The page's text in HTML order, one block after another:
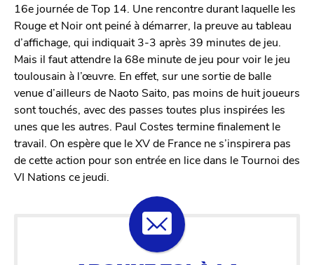
16e journée de Top 14. Une rencontre durant laquelle les
Rouge et Noir ont peiné à démarrer, la preuve au tableau
d’affichage, qui indiquait 3-3 après 39 minutes de jeu.
Mais il faut attendre la 68e minute de jeu pour voir le jeu
toulousain à l’œuvre. En effet, sur une sortie de balle
venue d’ailleurs de Naoto Saito, pas moins de huit joueurs
sont touchés, avec des passes toutes plus inspirées les
unes que les autres. Paul Costes termine finalement le
travail. On espère que le XV de France ne s’inspirera pas
de cette action pour son entrée en lice dans le Tournoi des
VI Nations ce jeudi.